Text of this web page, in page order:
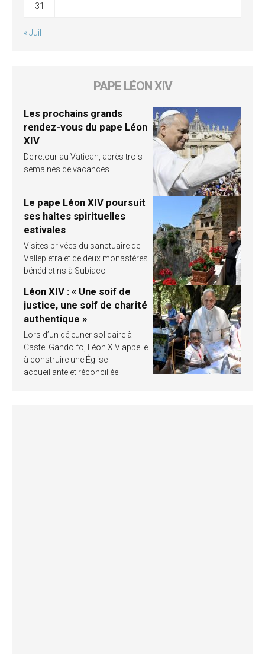
31
« Juil
PAPE LÉON XIV
Les prochains grands
rendez-vous du pape Léon
XIV
De retour au Vatican, après trois
semaines de vacances
Le pape Léon XIV poursuit
ses haltes spirituelles
estivales
Visites privées du sanctuaire de
Vallepietra et de deux monastères
bénédictins à Subiaco
Léon XIV : « Une soif de
justice, une soif de charité
authentique »
Lors d’un déjeuner solidaire à
Castel Gandolfo, Léon XIV appelle
à construire une Église
accueillante et réconciliée